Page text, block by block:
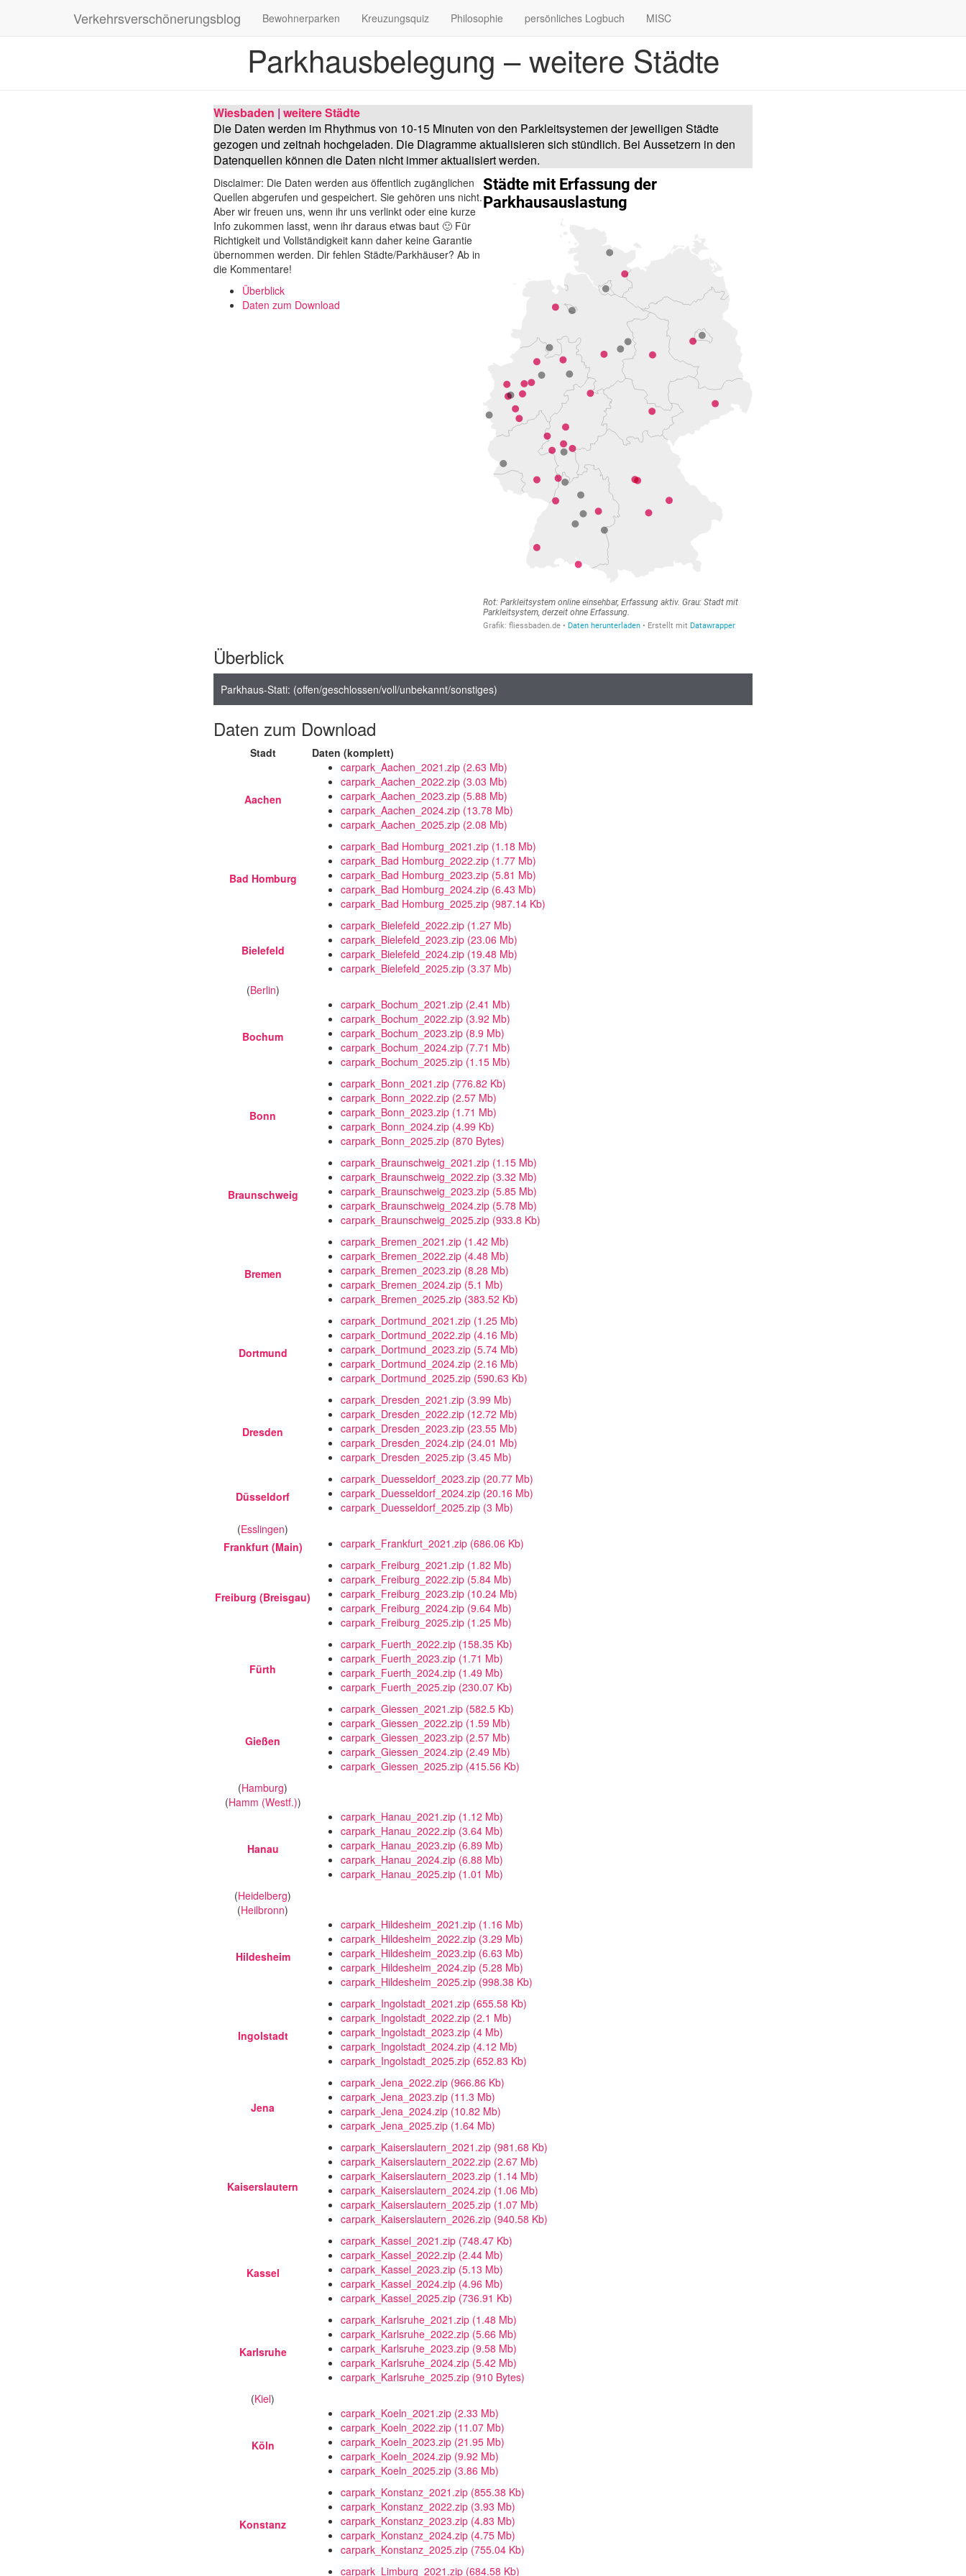
Verkehrsverschönerungsblog Bewohnerparken Kreuzungsquiz Philosophie persönliches Logbuch MISC
Parkhausbelegung – weitere Städte
Wiesbaden | weitere Städte
Die Daten werden im Rhythmus von 10-15 Minuten von den Parkleitsystemen der jeweiligen Städte
gezogen und zeitnah hochgeladen. Die Diagramme aktualisieren sich stündlich. Bei Aussetzern in den
Datenquellen können die Daten nicht immer aktualisiert werden.
Disclaimer: Die Daten werden aus öffentlich zugänglichen
Quellen abgerufen und gespeichert. Sie gehören uns nicht.
Aber wir freuen uns, wenn ihr uns verlinkt oder eine kurze
Info zukommen lasst, wenn ihr daraus etwas baut 🙂 Für
Richtigkeit und Vollständigkeit kann daher keine Garantie
übernommen werden. Dir fehlen Städte/Parkhäuser? Ab in
die Kommentare!
Überblick
Daten zum Download
Überblick
Parkhaus-Stati: (offen/geschlossen/voll/unbekannt/sonstiges)
Daten zum Download
Stadt Daten (komplett)
Aachen
carpark_Aachen_2021.zip (2.63 Mb)
carpark_Aachen_2022.zip (3.03 Mb)
carpark_Aachen_2023.zip (5.88 Mb)
carpark_Aachen_2024.zip (13.78 Mb)
carpark_Aachen_2025.zip (2.08 Mb)
Bad Homburg
carpark_Bad Homburg_2021.zip (1.18 Mb)
carpark_Bad Homburg_2022.zip (1.77 Mb)
carpark_Bad Homburg_2023.zip (5.81 Mb)
carpark_Bad Homburg_2024.zip (6.43 Mb)
carpark_Bad Homburg_2025.zip (987.14 Kb)
Bielefeld
carpark_Bielefeld_2022.zip (1.27 Mb)
carpark_Bielefeld_2023.zip (23.06 Mb)
carpark_Bielefeld_2024.zip (19.48 Mb)
carpark_Bielefeld_2025.zip (3.37 Mb)
(Berlin)
Bochum
carpark_Bochum_2021.zip (2.41 Mb)
carpark_Bochum_2022.zip (3.92 Mb)
carpark_Bochum_2023.zip (8.9 Mb)
carpark_Bochum_2024.zip (7.71 Mb)
carpark_Bochum_2025.zip (1.15 Mb)
Bonn
carpark_Bonn_2021.zip (776.82 Kb)
carpark_Bonn_2022.zip (2.57 Mb)
carpark_Bonn_2023.zip (1.71 Mb)
carpark_Bonn_2024.zip (4.99 Kb)
carpark_Bonn_2025.zip (870 Bytes)
Braunschweig
carpark_Braunschweig_2021.zip (1.15 Mb)
carpark_Braunschweig_2022.zip (3.32 Mb)
carpark_Braunschweig_2023.zip (5.85 Mb)
carpark_Braunschweig_2024.zip (5.78 Mb)
carpark_Braunschweig_2025.zip (933.8 Kb)
Bremen
carpark_Bremen_2021.zip (1.42 Mb)
carpark_Bremen_2022.zip (4.48 Mb)
carpark_Bremen_2023.zip (8.28 Mb)
carpark_Bremen_2024.zip (5.1 Mb)
carpark_Bremen_2025.zip (383.52 Kb)
Dortmund
carpark_Dortmund_2021.zip (1.25 Mb)
carpark_Dortmund_2022.zip (4.16 Mb)
carpark_Dortmund_2023.zip (5.74 Mb)
carpark_Dortmund_2024.zip (2.16 Mb)
carpark_Dortmund_2025.zip (590.63 Kb)
Dresden
carpark_Dresden_2021.zip (3.99 Mb)
carpark_Dresden_2022.zip (12.72 Mb)
carpark_Dresden_2023.zip (23.55 Mb)
carpark_Dresden_2024.zip (24.01 Mb)
carpark_Dresden_2025.zip (3.45 Mb)
Düsseldorf
carpark_Duesseldorf_2023.zip (20.77 Mb)
carpark_Duesseldorf_2024.zip (20.16 Mb)
carpark_Duesseldorf_2025.zip (3 Mb)
(Esslingen)
Frankfurt (Main)
carpark_Frankfurt_2021.zip (686.06 Kb)
Freiburg (Breisgau)
carpark_Freiburg_2021.zip (1.82 Mb)
carpark_Freiburg_2022.zip (5.84 Mb)
carpark_Freiburg_2023.zip (10.24 Mb)
carpark_Freiburg_2024.zip (9.64 Mb)
carpark_Freiburg_2025.zip (1.25 Mb)
Fürth
carpark_Fuerth_2022.zip (158.35 Kb)
carpark_Fuerth_2023.zip (1.71 Mb)
carpark_Fuerth_2024.zip (1.49 Mb)
carpark_Fuerth_2025.zip (230.07 Kb)
Gießen
carpark_Giessen_2021.zip (582.5 Kb)
carpark_Giessen_2022.zip (1.59 Mb)
carpark_Giessen_2023.zip (2.57 Mb)
carpark_Giessen_2024.zip (2.49 Mb)
carpark_Giessen_2025.zip (415.56 Kb)
(Hamburg)
(Hamm (Westf.))
Hanau
carpark_Hanau_2021.zip (1.12 Mb)
carpark_Hanau_2022.zip (3.64 Mb)
carpark_Hanau_2023.zip (6.89 Mb)
carpark_Hanau_2024.zip (6.88 Mb)
carpark_Hanau_2025.zip (1.01 Mb)
(Heidelberg)
(Heilbronn)
Hildesheim
carpark_Hildesheim_2021.zip (1.16 Mb)
carpark_Hildesheim_2022.zip (3.29 Mb)
carpark_Hildesheim_2023.zip (6.63 Mb)
carpark_Hildesheim_2024.zip (5.28 Mb)
carpark_Hildesheim_2025.zip (998.38 Kb)
Ingolstadt
carpark_Ingolstadt_2021.zip (655.58 Kb)
carpark_Ingolstadt_2022.zip (2.1 Mb)
carpark_Ingolstadt_2023.zip (4 Mb)
carpark_Ingolstadt_2024.zip (4.12 Mb)
carpark_Ingolstadt_2025.zip (652.83 Kb)
Jena
carpark_Jena_2022.zip (966.86 Kb)
carpark_Jena_2023.zip (11.3 Mb)
carpark_Jena_2024.zip (10.82 Mb)
carpark_Jena_2025.zip (1.64 Mb)
Kaiserslautern
carpark_Kaiserslautern_2021.zip (981.68 Kb)
carpark_Kaiserslautern_2022.zip (2.67 Mb)
carpark_Kaiserslautern_2023.zip (1.14 Mb)
carpark_Kaiserslautern_2024.zip (1.06 Mb)
carpark_Kaiserslautern_2025.zip (1.07 Mb)
carpark_Kaiserslautern_2026.zip (940.58 Kb)
Kassel
carpark_Kassel_2021.zip (748.47 Kb)
carpark_Kassel_2022.zip (2.44 Mb)
carpark_Kassel_2023.zip (5.13 Mb)
carpark_Kassel_2024.zip (4.96 Mb)
carpark_Kassel_2025.zip (736.91 Kb)
Karlsruhe
carpark_Karlsruhe_2021.zip (1.48 Mb)
carpark_Karlsruhe_2022.zip (5.66 Mb)
carpark_Karlsruhe_2023.zip (9.58 Mb)
carpark_Karlsruhe_2024.zip (5.42 Mb)
carpark_Karlsruhe_2025.zip (910 Bytes)
(Kiel)
Köln
carpark_Koeln_2021.zip (2.33 Mb)
carpark_Koeln_2022.zip (11.07 Mb)
carpark_Koeln_2023.zip (21.95 Mb)
carpark_Koeln_2024.zip (9.92 Mb)
carpark_Koeln_2025.zip (3.86 Mb)
Konstanz
carpark_Konstanz_2021.zip (855.38 Kb)
carpark_Konstanz_2022.zip (3.93 Mb)
carpark_Konstanz_2023.zip (4.83 Mb)
carpark_Konstanz_2024.zip (4.75 Mb)
carpark_Konstanz_2025.zip (755.04 Kb)
carpark_Limburg_2021.zip (684.58 Kb)